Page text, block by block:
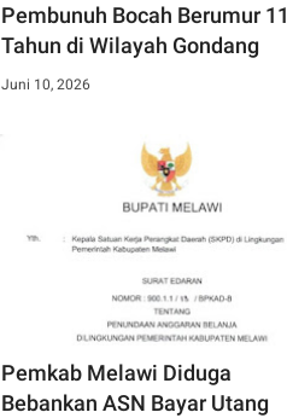
Pembunuh Bocah Berumur 11
Tahun di Wilayah Gondang
Juni 10, 2026
Pemkab Melawi Diduga
Bebankan ASN Bayar Utang